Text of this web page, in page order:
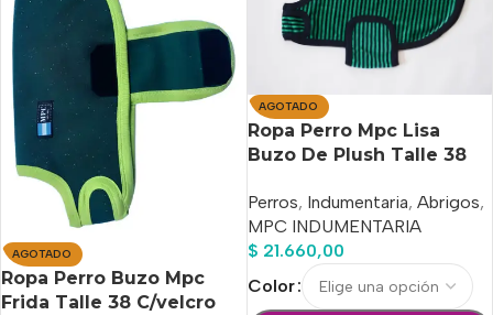
AGOTADO
Ropa Perro Buzo Mpc
Frida Talle 38 C/velcro
AGOTADO
Ropa Perro Mpc Lisa
Buzo De Plush Talle 38
Perros, Indumentaria, Abrigos,
MPC INDUMENTARIA
$ 21.660,00
Color